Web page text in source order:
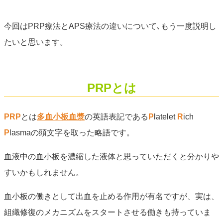
今回はPRP療法とAPS療法の違いについて､もう一度説明し
たいと思います。
PRPとは
PRPとは多血小板血漿の英語表記である P latelet Rich
P lasmaの頭文字を取った略語です。
血液中の血小板を濃縮した液体と思っていただくと分かりや
すいかもしれません。
血小板の働きとして出血を止める作用が有名ですが、実は、
組織修復のメカニズムをスタートさせる働きも持っていま